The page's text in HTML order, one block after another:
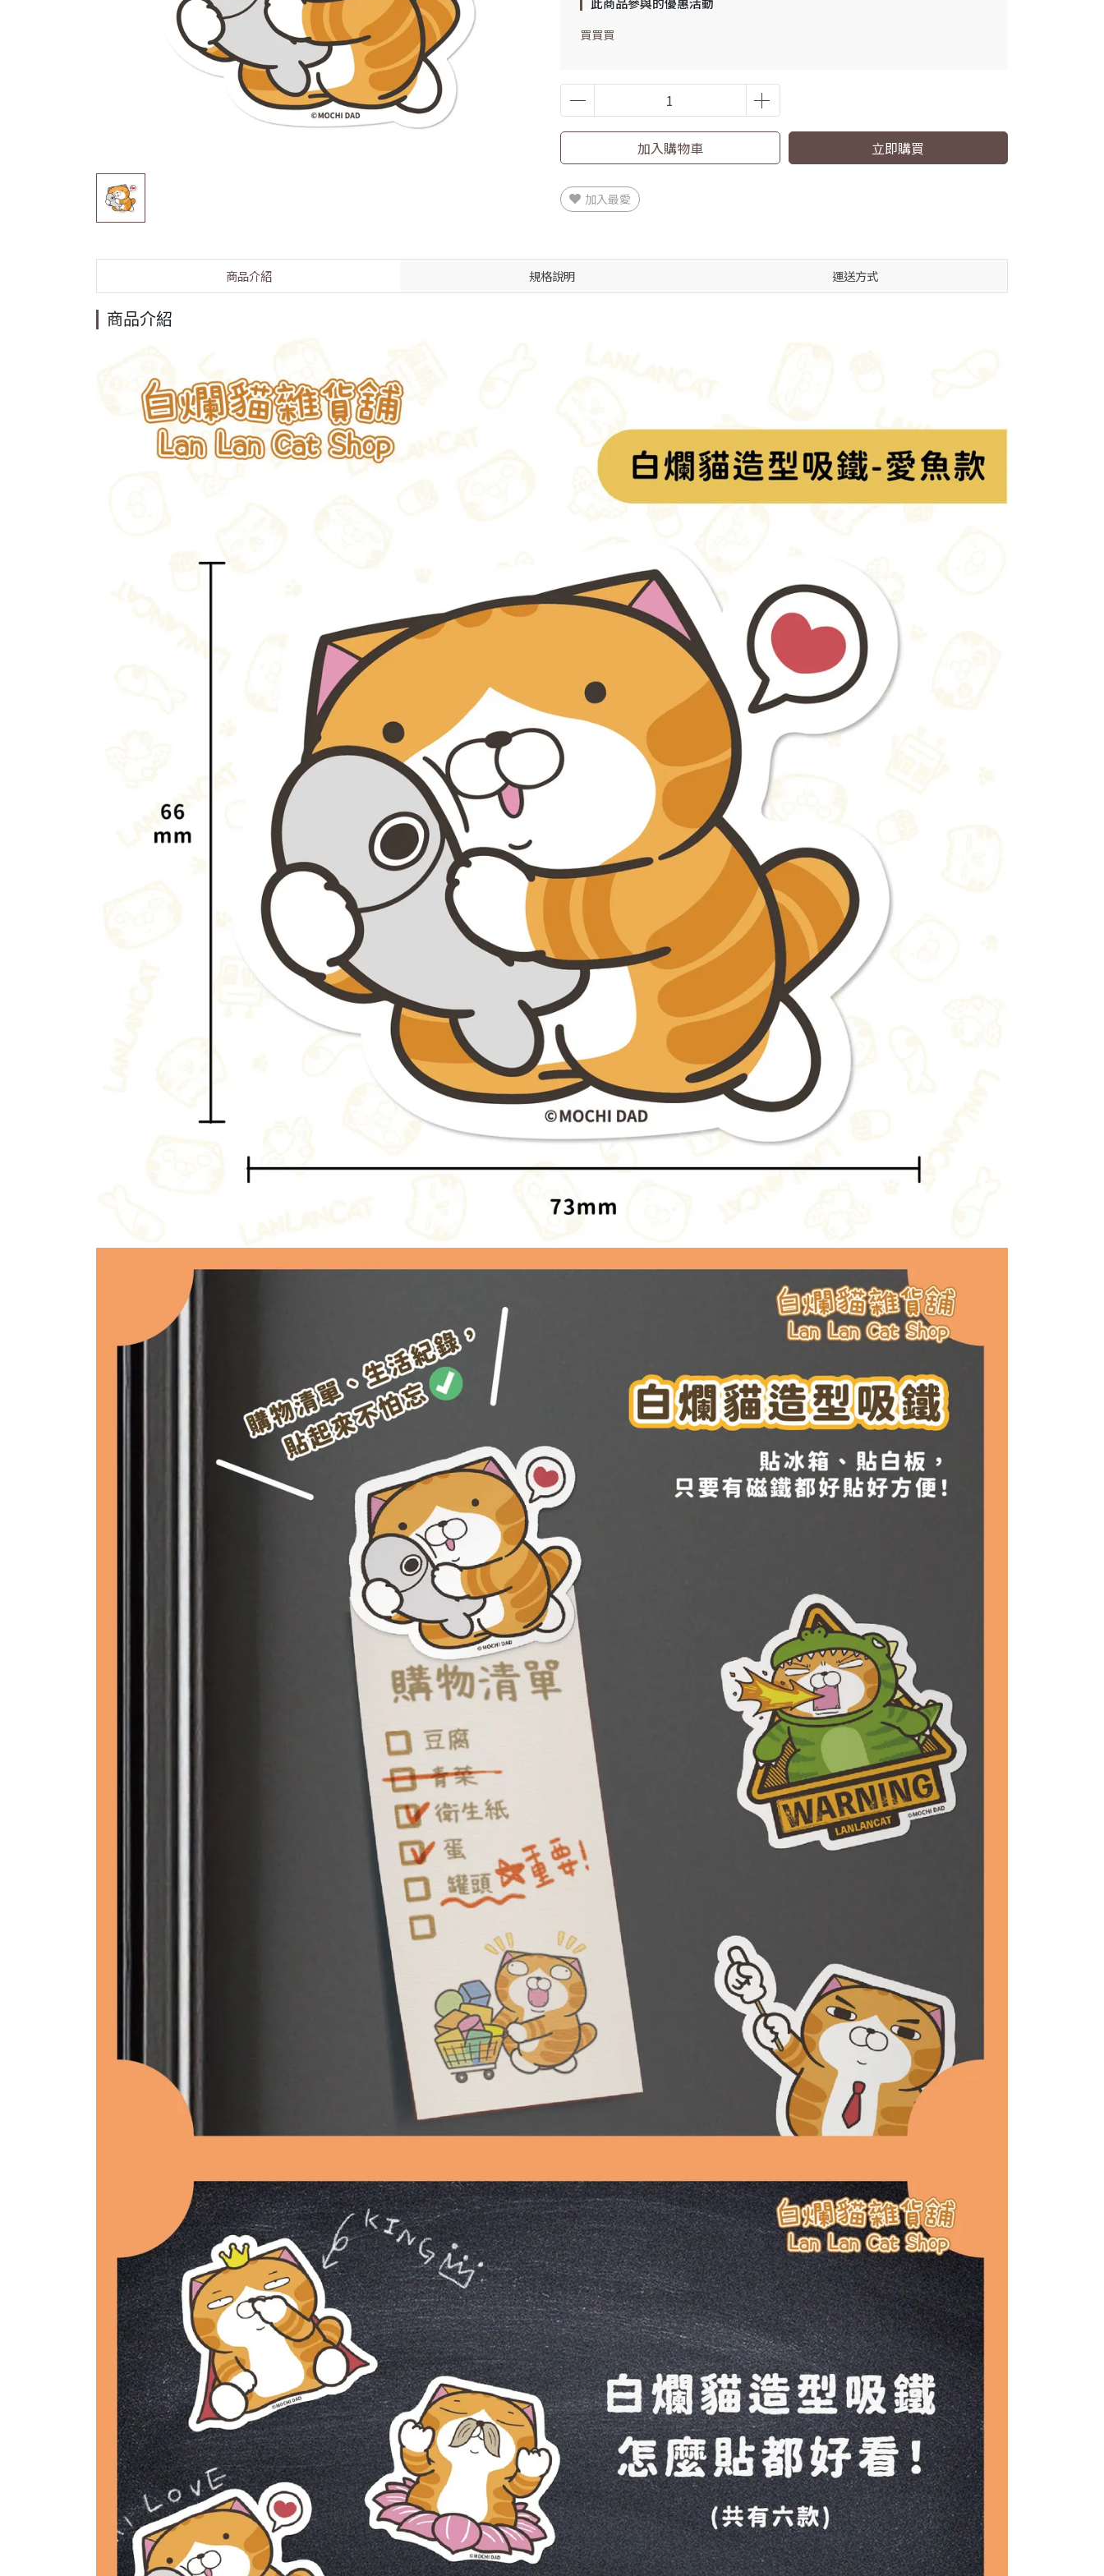
買買買
加入購物車 立即購買
加入最愛
商品介紹 規格說明 運送方式
商品介紹